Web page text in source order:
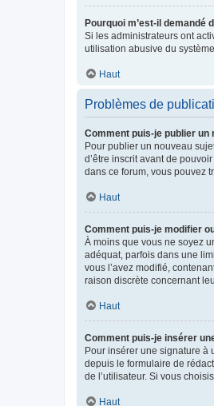
Pourquoi m’est-il
Si les administrateurs ont
utilisation abusive du
Haut
Problèmes de
Comment puis-je publier un
Pour publier un nouveau
d’être inscrit avant de
dans ce forum, vous pouvez
Haut
Comment puis-je modifier
À moins que vous ne soyez
adéquat, parfois dans une
vous l’avez modifié,
raison discrète concernant
Haut
Comment puis-je insérer
Pour insérer une signature à
depuis le formulaire de
de l’utilisateur. Si vous
Haut